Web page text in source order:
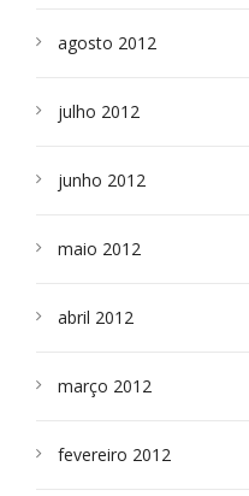
agosto 2012
julho 2012
junho 2012
maio 2012
abril 2012
março 2012
fevereiro 2012